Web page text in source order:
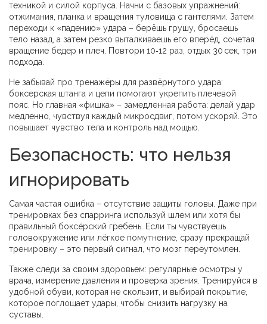
техникой и силой корпуса. Начни с базовых упражнений:
отжимания, планка и вращения туловища с гантелями. Затем
переходи к «падению» удара – берёшь грушу, бросаешь
тело назад, а затем резко выталкиваешь его вперёд, сочетая
вращение бедер и плеч. Повтори 10‑12 раз, отдых 30 сек, три
подхода.
Не забывай про тренажёры для развёрнутого удара:
боксерская штанга и цепи помогают укрепить плечевой
пояс. Но главная «фишка» – замедленная работа: делай удар
медленно, чувствуя каждый микросдвиг, потом ускоряй. Это
повышает чувство тела и контроль над мощью.
Безопасность: что нельзя
игнорировать
Самая частая ошибка – отсутствие защиты головы. Даже при
тренировках без спарринга используй шлем или хотя бы
правильный боксёрский гребень. Если ты чувствуешь
головокружение или лёгкое помутнение, сразу прекращай
тренировку – это первый сигнал, что мозг переутомлен.
Также следи за своим здоровьем: регулярные осмотры у
врача, измерение давления и проверка зрения. Тренируйся в
удобной обуви, которая не скользит, и выбирай покрытие,
которое поглощает удары, чтобы снизить нагрузку на
суставы.